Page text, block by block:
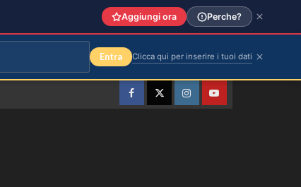
FacebookTwitterInstagramYouTube
Aggiungi ora Perche?
Entra Clicca qui per inserire i tuoi dati